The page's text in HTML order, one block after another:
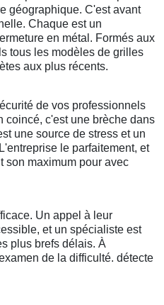
géographique. C'est avant
Chaque est un
en métal. Formés aux
tous les modèles de grilles
aux plus récents.
de vos professionnels
coincé, c'est une brèche dans
une source de stress et un
le parfaitement, et
son maximum pour avec
Un appel à leur
et un spécialiste est
plus brefs délais. À
de la difficulté. détecte